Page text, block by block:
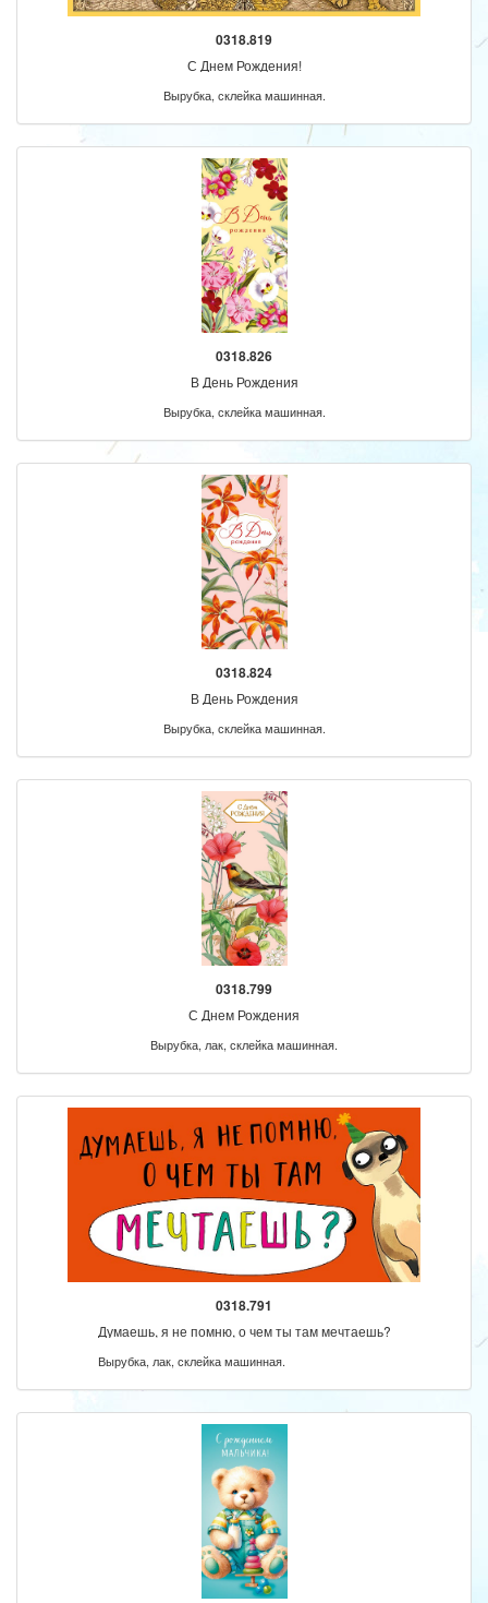
0318.819
С Днем Рождения!
Вырубка, склейка машинная.
0318.826
В День Рождения
Вырубка, склейка машинная.
0318.824
В День Рождения
Вырубка, склейка машинная.
0318.799
С Днем Рождения
Вырубка, лак, склейка машинная.
0318.791
Думаешь, я не помню, о чем ты там мечтаешь?
Вырубка, лак, склейка машинная.